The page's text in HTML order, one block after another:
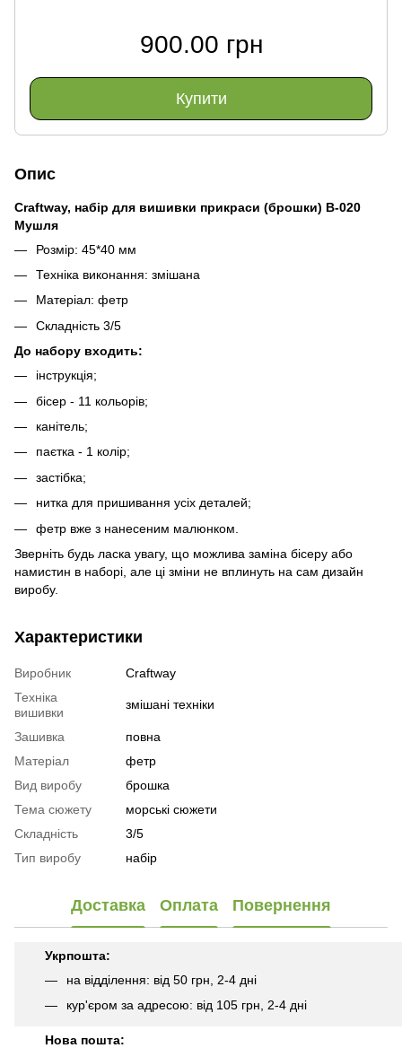
900.00 грн
Купити
Опис
Craftway, набір для вишивки прикраси (брошки) B-020
Мушля
Розмір: 45*40 мм
Техніка виконання: змішана
Матеріал: фетр
Складність 3/5
До набору входить:
інструкція;
бісер - 11 кольорів;
канітель;
паєтка - 1 колір;
застібка;
нитка для пришивання усіх деталей;
фетр вже з нанесеним малюнком.
Зверніть будь ласка увагу, що можлива заміна бісеру або
намистин в наборі, але ці зміни не вплинуть на сам дизайн
виробу.
Характеристики
Виробник
Craftway
Техніка
вишивки
змішані техніки
Зашивка
повна
Матеріал
фетр
Вид виробу
брошка
Тема сюжету
морські сюжети
Складність
3/5
Тип виробу
набір
Доставка Оплата Повернення
Укрпошта:
на відділення: від 50 грн, 2-4 дні
кур'єром за адресою: від 105 грн, 2-4 дні
Нова пошта: